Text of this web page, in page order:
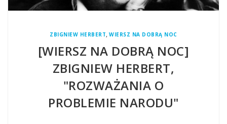
ZBIGNIEW HERBERT,WIERSZ NA DOBRĄ NOC
[WIERSZ NA DOBRĄ NOC]
ZBIGNIEW HERBERT,
"ROZWAŻANIA O
PROBLEMIE NARODU"